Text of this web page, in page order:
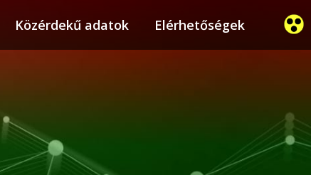
Közérdekű adatok Elérhetőségek
Közérdekű adatok Elérhetőségek